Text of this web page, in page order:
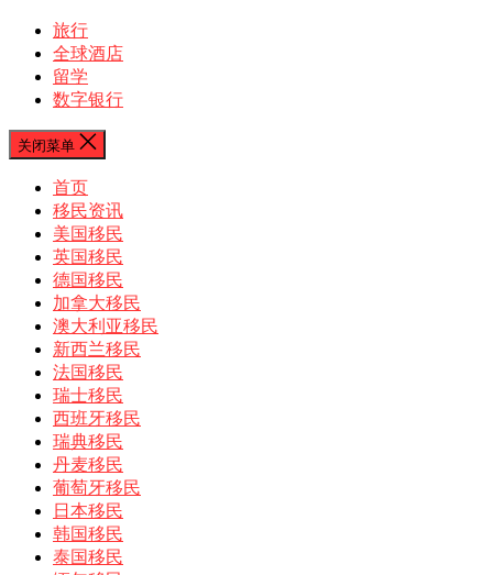
旅行
全球酒店
留学
数字银行
关闭菜单
首页
移民资讯
美国移民
英国移民
德国移民
加拿大移民
澳大利亚移民
新西兰移民
法国移民
瑞士移民
西班牙移民
瑞典移民
丹麦移民
葡萄牙移民
日本移民
韩国移民
泰国移民